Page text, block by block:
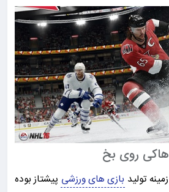
روی بخ
بازی های ورزشی پیشتاز بوده